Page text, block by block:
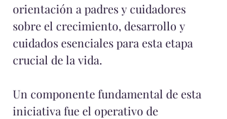
orientación a padres y cuidadores
sobre el crecimiento, desarrollo y
cuidados esenciales para esta etapa
crucial de la vida.
Un componente fundamental de esta
iniciativa fue el operativo de